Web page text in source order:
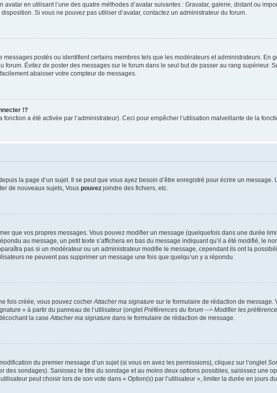
en utilisant l’une des quatre méthodes d’avatar suivantes : Gravatar, galerie, distant ou
Si vous ne pouvez pas utiliser d’avatar, contactez un administrateur du forum.
postés ou identifient certains membres tels que les modérateurs et administrateurs. En
forum. Évitez de poster des messages sur le forum dans le seul but de passer au rang supérieur.
abaisser votre compteur de messages.
!?
a été activée par l’administrateur). Ceci pour empêcher l’utilisation malveillante de la
la page d’un sujet. Il se peut que vous ayez besoin d’être enregistré pour écrire un message.
de nouveaux sujets, Vous pouvez joindre des fichiers, etc.
que vos propres messages. Vous pouvez modifier un message (quelquefois dans une durée
au message, un petit texte s’affichera en bas du message indiquant qu’il a été modifié, le
pas si un modérateur ou un administrateur modifie le message, cependant ils ont la
ne peuvent pas supprimer un message une fois que quelqu’un y a répondu.
fois créée, vous pouvez cocher Attacher ma signature sur le formulaire de rédaction de message.
» à partir du panneau de l’utilisateur (onglet Préférences du forum --> Modifier les
la case Attacher ma signature dans le formulaire de rédaction de message.
du premier message d’un sujet (si vous en avez les permissions), cliquez sur l’onglet
des sondages). Saisissez le titre du sondage et au moins deux options possibles, saisissez une
peut choisir lors de son vote dans « Option(s) par l’utilisateur », limiter la durée en jours